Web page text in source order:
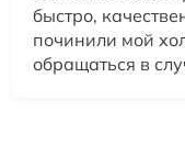
быстро,
починили мой
обращаться в